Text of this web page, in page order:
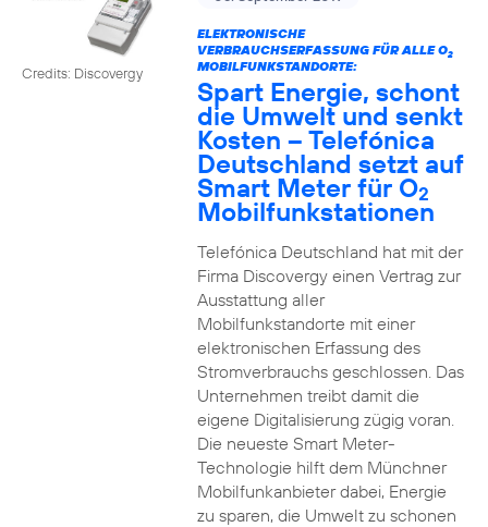
Credits: Discovergy
ELEKTRONISCHE
VERBRAUCHSERFASSUNG FÜR ALLE O2
MOBILFUNKSTANDORTE:
Spart Energie, schont
die Umwelt und senkt
Kosten – Telefónica
Deutschland setzt auf
Smart Meter für O2
Mobilfunkstationen
Telefónica Deutschland hat mit der
Firma Discovergy einen Vertrag zur
Ausstattung aller
Mobilfunkstandorte mit einer
elektronischen Erfassung des
Stromverbrauchs geschlossen. Das
Unternehmen treibt damit die
eigene Digitalisierung zügig voran.
Die neueste Smart Meter-
Technologie hilft dem Münchner
Mobilfunkanbieter dabei, Energie
zu sparen, die Umwelt zu schonen